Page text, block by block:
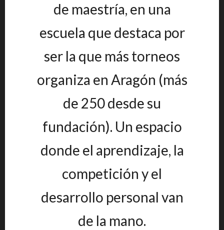
de maestría, en una
escuela que destaca por
ser la que más torneos
organiza en Aragón (más
de 250 desde su
fundación). Un espacio
donde el aprendizaje, la
competición y el
desarrollo personal van
de la mano.